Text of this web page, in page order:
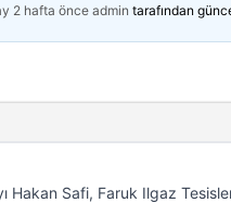
2 hafta önceadmin tarafından
Hakan Safi, Faruk Ilgaz